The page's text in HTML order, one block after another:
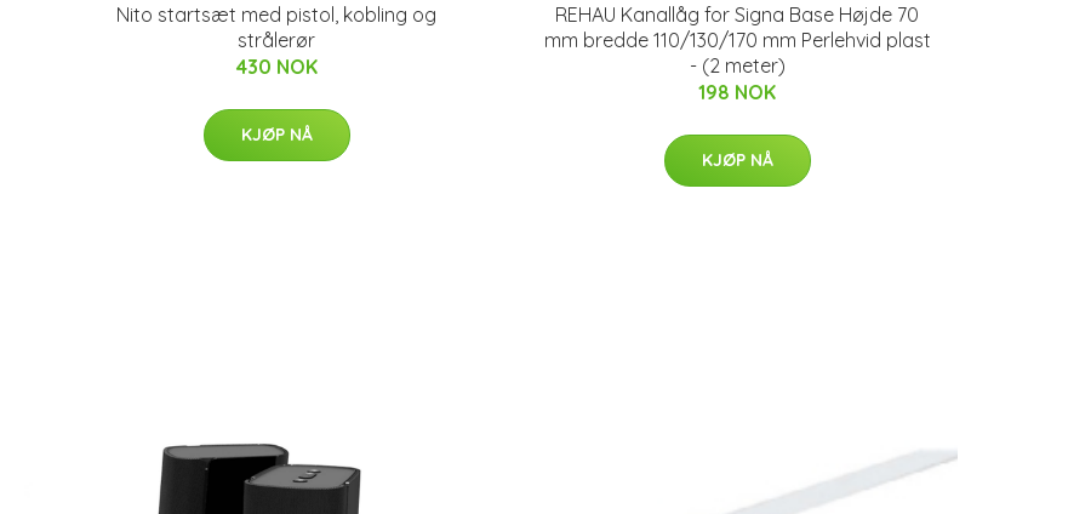
Nito startsæt med pistol, kobling og
strålerør
430 NOK
KJØP NÅ
REHAU Kanallåg for Signa Base Højde 70
mm bredde 110/130/170 mm Perlehvid plast
- (2 meter)
198 NOK
KJØP NÅ